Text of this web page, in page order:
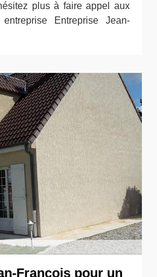
plus à faire appel aux
Entreprise Jean-
François pour un